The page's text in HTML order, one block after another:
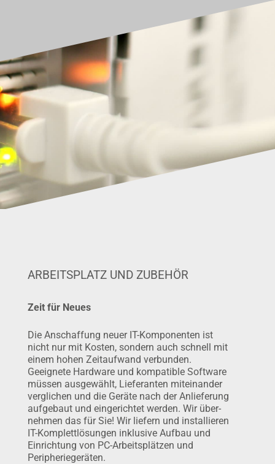
ARBEITSPLATZ UND ZUBEHÖR
Zeit für Neues
Die Anschaffung neuer IT-Kompo­nenten ist
nicht nur mit Kosten, sondern auch schnell mit
einem hohen Zeitaufwand verbunden.
Geeignete Hard­ware und kompa­tible Software
müssen ausgewählt, Lieferanten miteinander
verglichen und die Geräte nach der Anlieferung
aufgebaut und einge­richtet werden. Wir über­
nehmen das für Sie! Wir liefern und instal­lieren
IT-Komplett­lösungen inklusive Aufbau und
Einrichtung von PC-Arbeits­plätzen und
Peripherie­gerä­ten.